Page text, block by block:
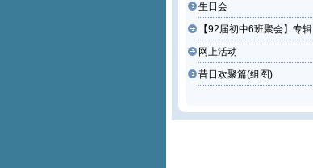
生日会
【92届初中6班聚会】专辑
网上活动
昔日欢聚篇(组图)